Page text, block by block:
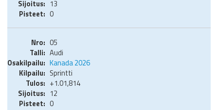
13
0
05
Audi
Kanada 2026
Sprintti
+1.01,814
12
0